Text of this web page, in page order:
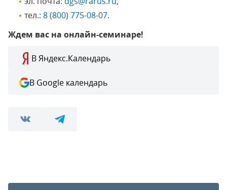
тел.: 8 (800) 775-08-07.
Ждем вас на онлайн-семинаре!
В Яндекс.Календарь
В Google календарь